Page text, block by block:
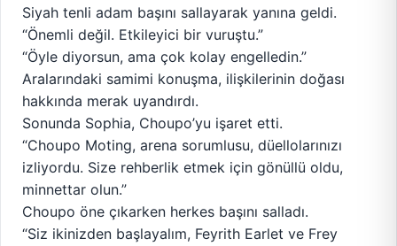
Siyah tenli adam başını sallayarak yanına geldi.
“Önemli değil. Etkileyici bir vuruştu.”
“Öyle diyorsun, ama çok kolay engelledin.”
Aralarındaki samimi konuşma, ilişkilerinin doğası
hakkında merak uyandırdı.
Sonunda Sophia, Choupo’yu işaret etti.
“Choupo Moting, arena sorumlusu, düellolarınızı
izliyordu. Size rehberlik etmek için gönüllü oldu,
minnettar olun.”
Choupo öne çıkarken herkes başını salladı.
“Siz ikinizden başlayalım, Feyrith Earlet ve Frey